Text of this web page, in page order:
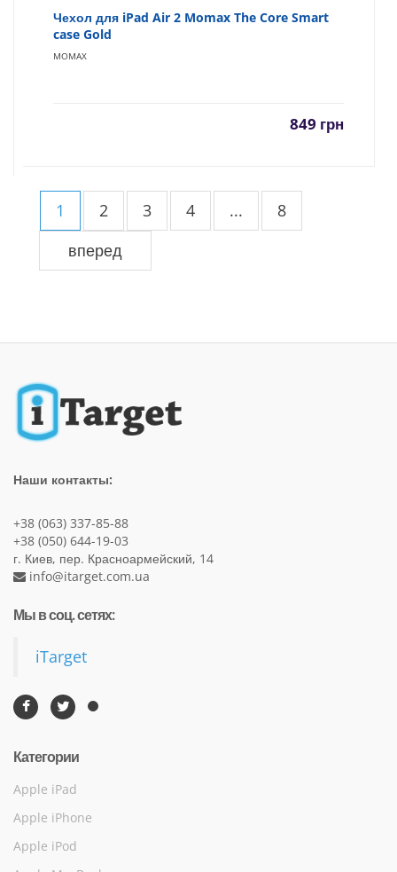
Чехол для iPad Air 2 Momax The Core Smart
case Gold
MOMAX
849 грн
1 2 3 4 ...
8
вперед
Наши контакты:
+38 (063) 337-85-88
+38 (050) 644-19-03
г. Киев, пер. Красноармейский, 14
info@itarget.com.ua
Мы в соц. сетях:
iTarget
Категории
Apple iPad
Apple iPhone
Apple iPod